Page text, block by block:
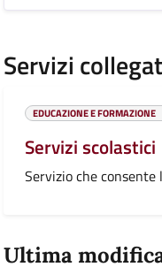
Servizi
EDUCAZIONE E FORMAZIONE
Servizi scolastici
Servizio che
Ultima